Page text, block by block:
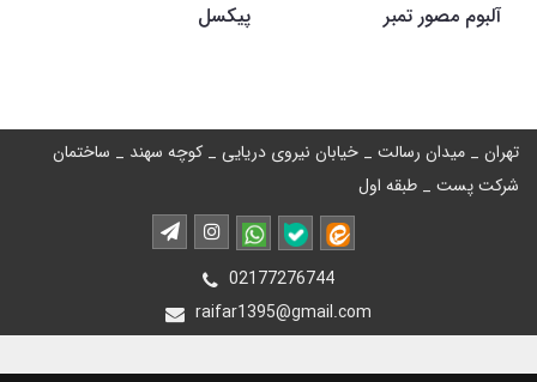
آلبوم مصور تمبر پیکسل
تهران _ میدان رسالت _ خیابان نیروی دریایی _ کوچه سهند _ ساختمان
شرکت پست _ طبقه اول
02177276744
raifar1395@gmail.com